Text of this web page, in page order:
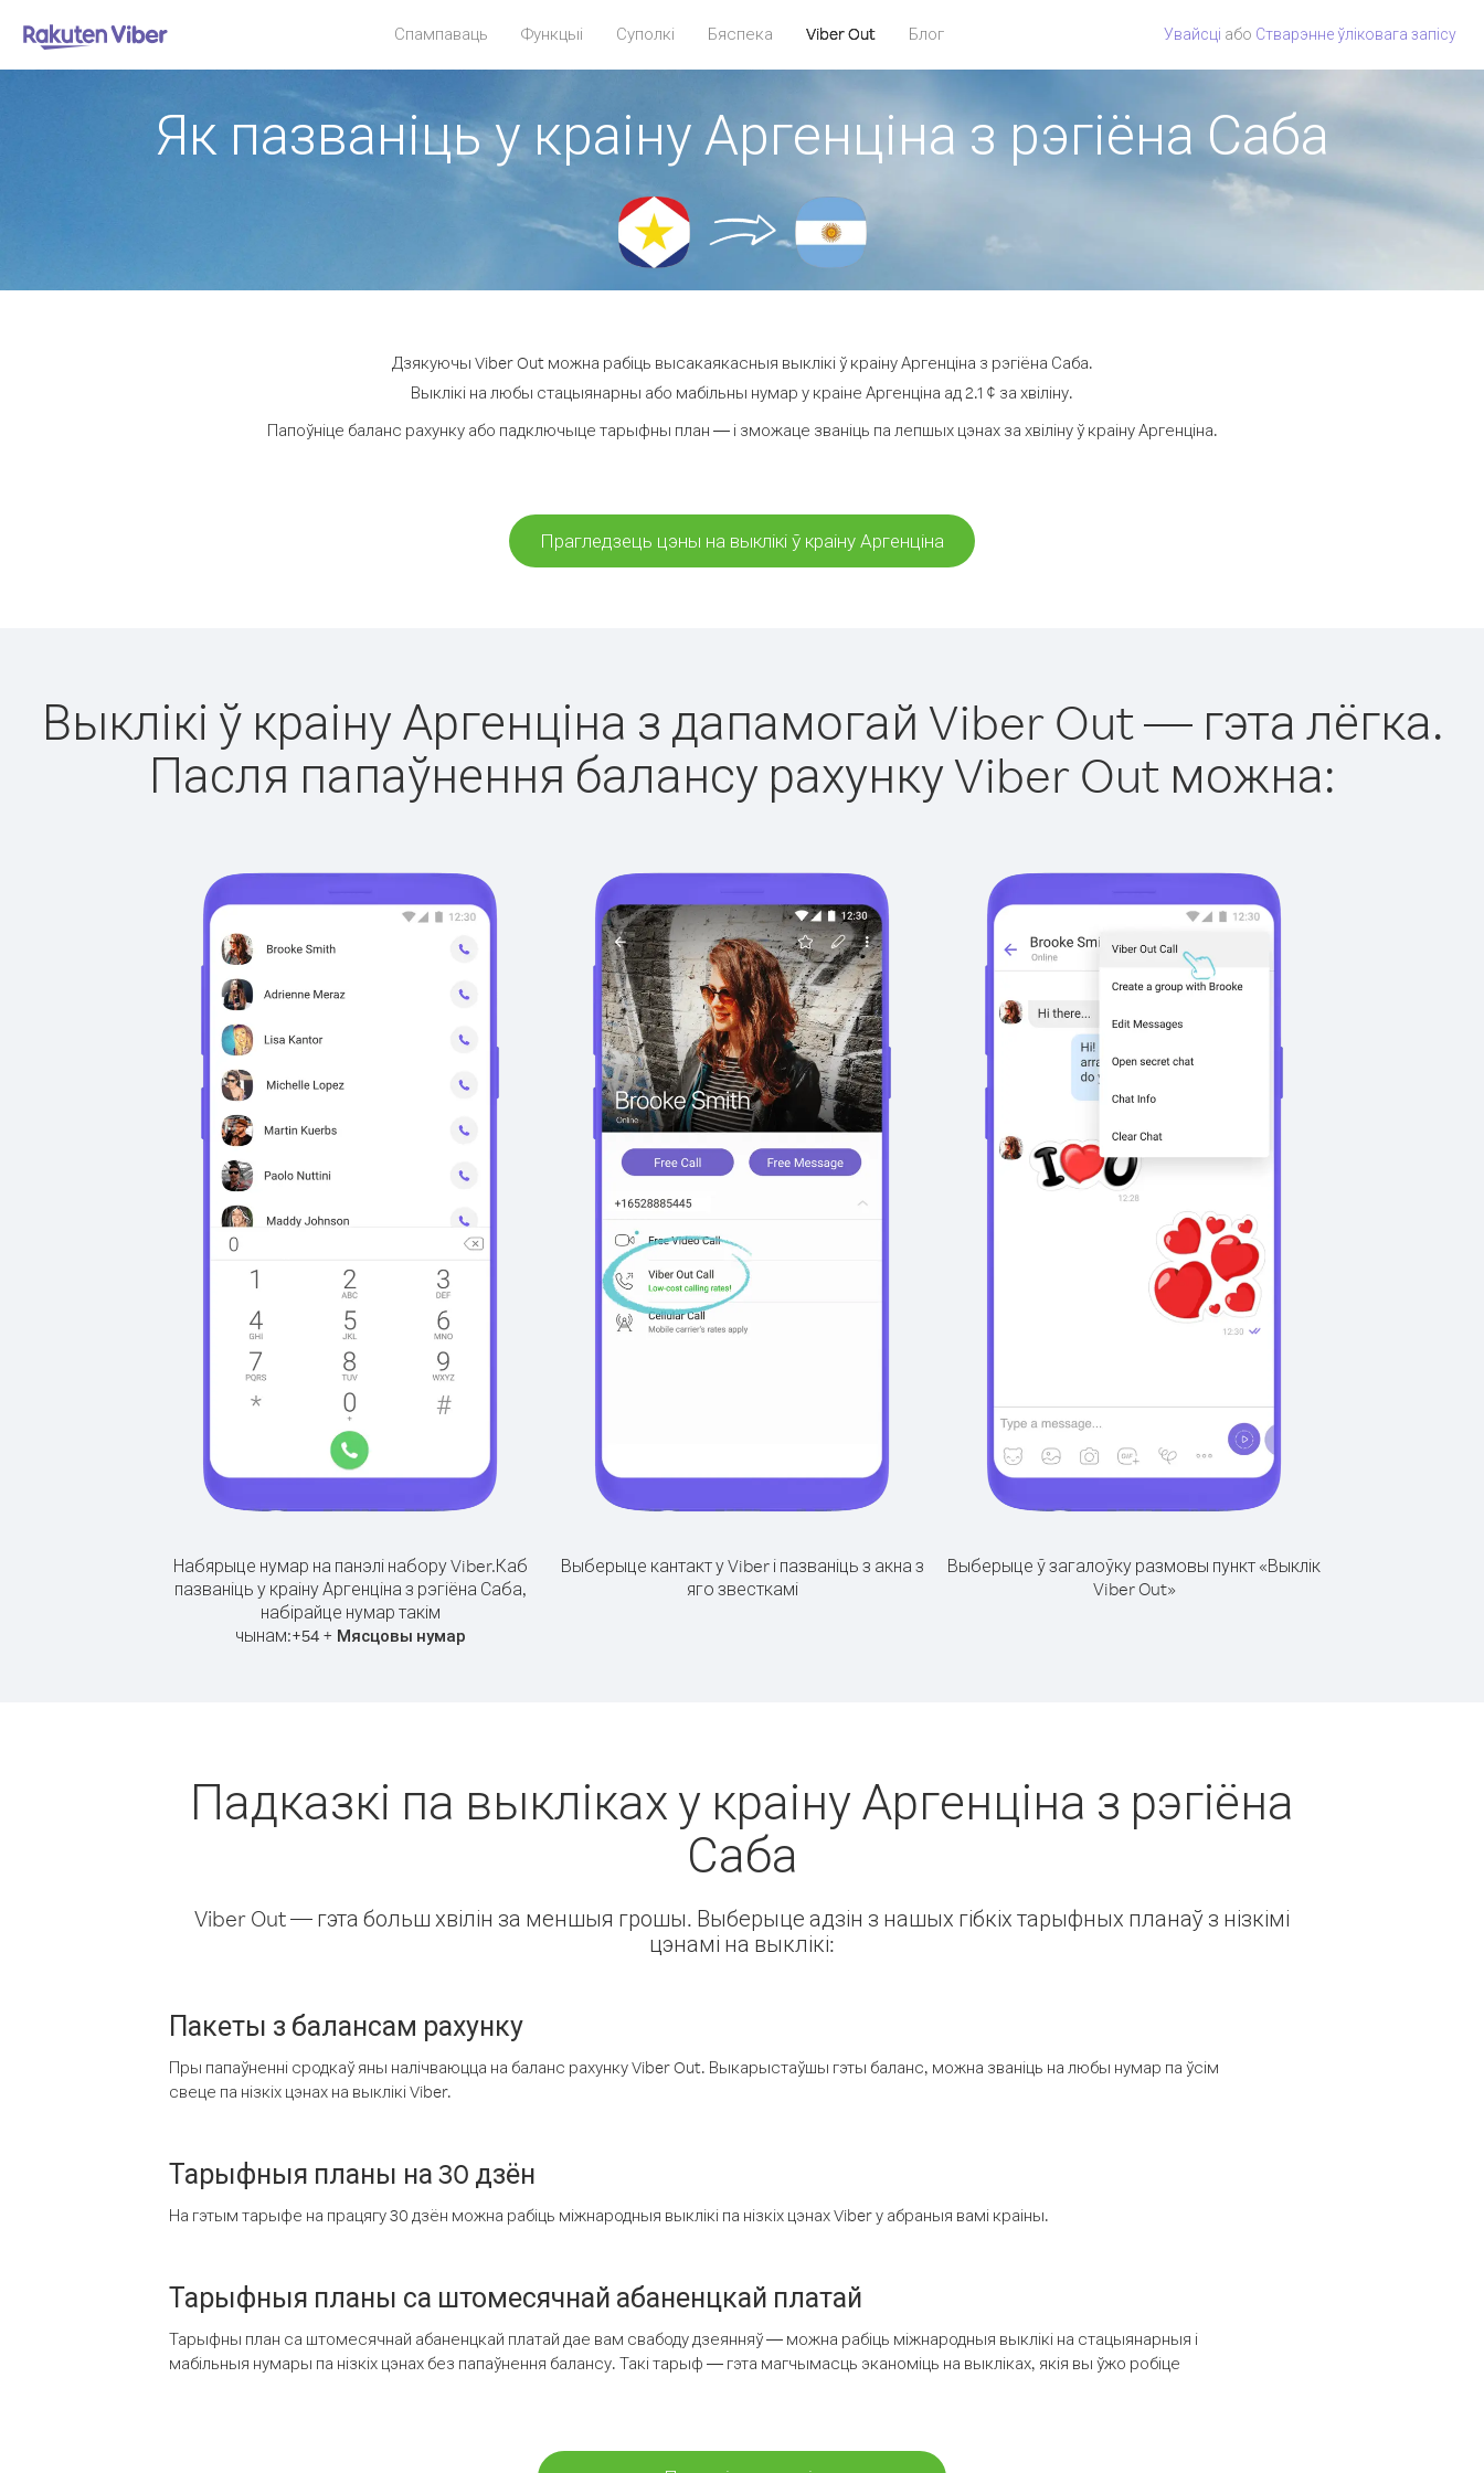
Спампаваць Функцыі Суполкі Бяспека Viber Out Блог Увайсці або Стварэнне ўліковага запісу
Як пазваніць у краіну Аргенціна з рэгіёна Саба
Дзякуючы Viber Out можна рабіць высакаякасныя выклікі ў краіну Аргенціна з рэгіёна Саба.
Выклікі на любы стацыянарны або мабільны нумар у краіне Аргенціна ад 2.1 ¢ за хвіліну.
Папоўніце баланс рахунку або падключыце тарыфны план — і зможаце званіць па лепшых цэнах за хвіліну ў краіну Аргенціна.
Прагледзець цэны на выклікі ў краіну Аргенціна
Выклікі ў краіну Аргенціна з дапамогай Viber Out — гэта лёгка.
Пасля папаўнення балансу рахунку Viber Out можна:
Набярыце нумар на панэлі набору Viber.Каб
пазваніць у краіну Аргенціна з рэгіёна Саба,
набірайце нумар такім
чынам:+54+ Мясцовы нумар
Выберыце кантакт у Viber і пазваніць з акна з
яго звесткамі
Выберыце ў загалоўку размовы пункт «Выклік
Viber Out»
Падказкі па выкліках у краіну Аргенціна з рэгіёна
Саба
Viber Out — гэта больш хвілін за меншыя грошы. Выберыце адзін з нашых гібкіх тарыфных планаў з нізкімі
цэнамі на выклікі:
Пакеты з балансам рахунку
Пры папаўненні сродкаў яны налічваюцца на баланс рахунку Viber Out. Выкарыстаўшы гэты баланс, можна званіць на любы нумар па ўсім
свеце па нізкіх цэнах на выклікі Viber.
Тарыфныя планы на 30 дзён
На гэтым тарыфе на працягу 30 дзён можна рабіць міжнародныя выклікі па нізкіх цэнах Viber у абраныя вамі краіны.
Тарыфныя планы са штомесячнай абаненцкай платай
Тарыфны план са штомесячнай абаненцкай платай дае вам свабоду дзеянняў — можна рабіць міжнародныя выклікі на стацыянарныя і
мабільныя нумары па нізкіх цэнах без папаўнення балансу. Такі тарыф — гэта магчымасць эканоміць на выкліках, якія вы ўжо робіце